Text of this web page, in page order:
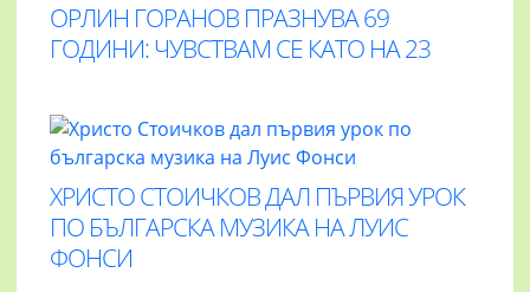
ОРЛИН ГОРАНОВ ПРАЗНУВА 69
ГОДИНИ: ЧУВСТВАМ СЕ КАТО НА 23
ХРИСТО СТОИЧКОВ ДАЛ ПЪРВИЯ УРОК
ПО БЪЛГАРСКА МУЗИКА НА ЛУИС
ФОНСИ